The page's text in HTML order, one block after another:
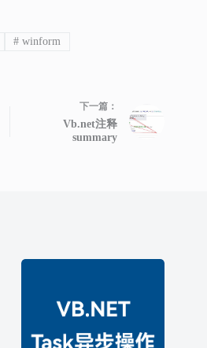
# winform
下一篇：
Vb.net注释
summary